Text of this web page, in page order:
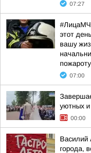
07:27
этот
вашу
07:00
уютных и
00:00
Василий
города,